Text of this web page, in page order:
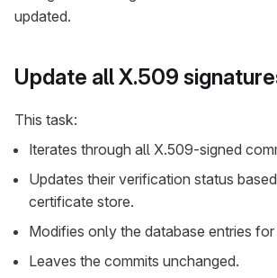
updated.
Update all X.509
This task:
Iterates through all X.509-signed
Updates their verification status
certificate store.
Modifies only the database entries
Leaves the commits unchanged.